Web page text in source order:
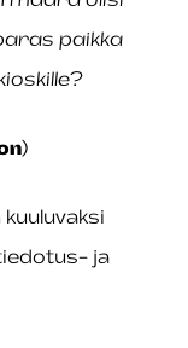
paikka
ja